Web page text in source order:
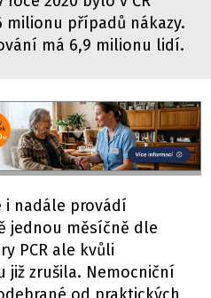
milionu případů nákazy.
má 6,9 milionu lidí.
i nadále provádí
jednou měsíčně dle
PCR ale kvůli
již zrušila. Nemocniční